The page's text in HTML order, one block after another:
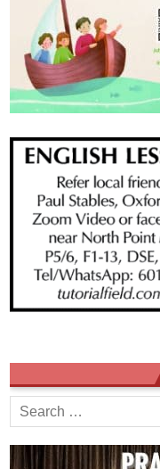
Search
for: